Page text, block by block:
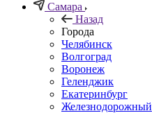
Самара
Назад
Города
Челябинск
Волгоград
Воронеж
Геленджик
Екатеринбург
Железнодорожный